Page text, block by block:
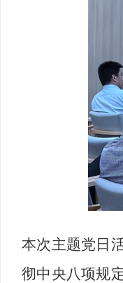
本次主题党日
彻中央八项规